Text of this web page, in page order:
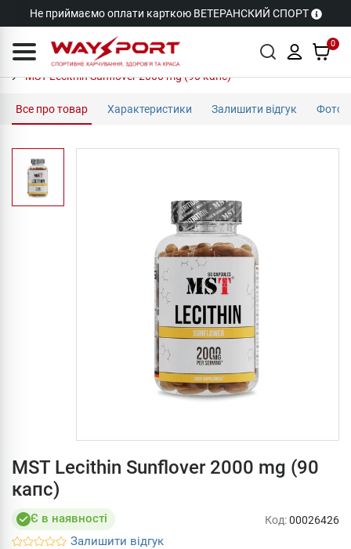
Не приймаємо оплати карткою ВЕТЕРАНСКИЙ СПОРТ
0
MST Lecithin Sunflover 2000 mg (90 капс)
Все про товар Характеристики Залишити відгук Фото
MST Lecithin Sunflover 2000 mg (90
капс)
Є в наявності
Залишити відгук
Код:00026426